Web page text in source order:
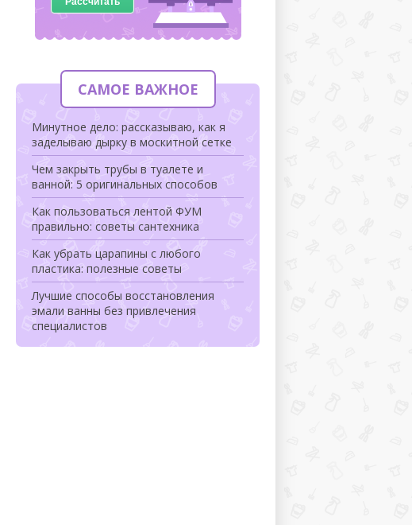
САМОЕ ВАЖНОЕ
Минутное дело: рассказываю, как я
заделываю дырку в москитной сетке
Чем закрыть трубы в туалете и
ванной: 5 оригинальных способов
Как пользоваться лентой ФУМ
правильно: советы сантехника
Как убрать царапины с любого
пластика: полезные советы
Лучшие способы восстановления
эмали ванны без привлечения
специалистов